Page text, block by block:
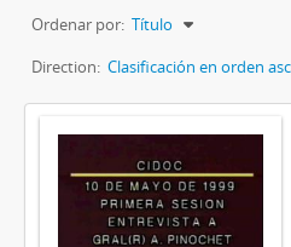
Ordenar por: Título
Direction: Clasificación en orden